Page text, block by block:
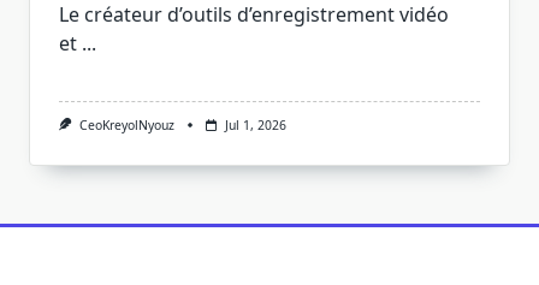
Le créateur d’outils d’enregistrement vidéo
et ...
CeoKreyolNyouz Jul 1, 2026